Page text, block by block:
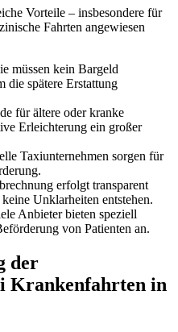
Vorteile – insbesondere für
Fahrten angewiesen
müssen kein Bargeld
die spätere Erstattung
für ältere oder kranke
Erleichterung ein großer
Taxiunternehmen sorgen für
erfolgt transparent
Unklarheiten entstehen.
Anbieter bieten speziell
von Patienten an.
der
Krankenfahrten in